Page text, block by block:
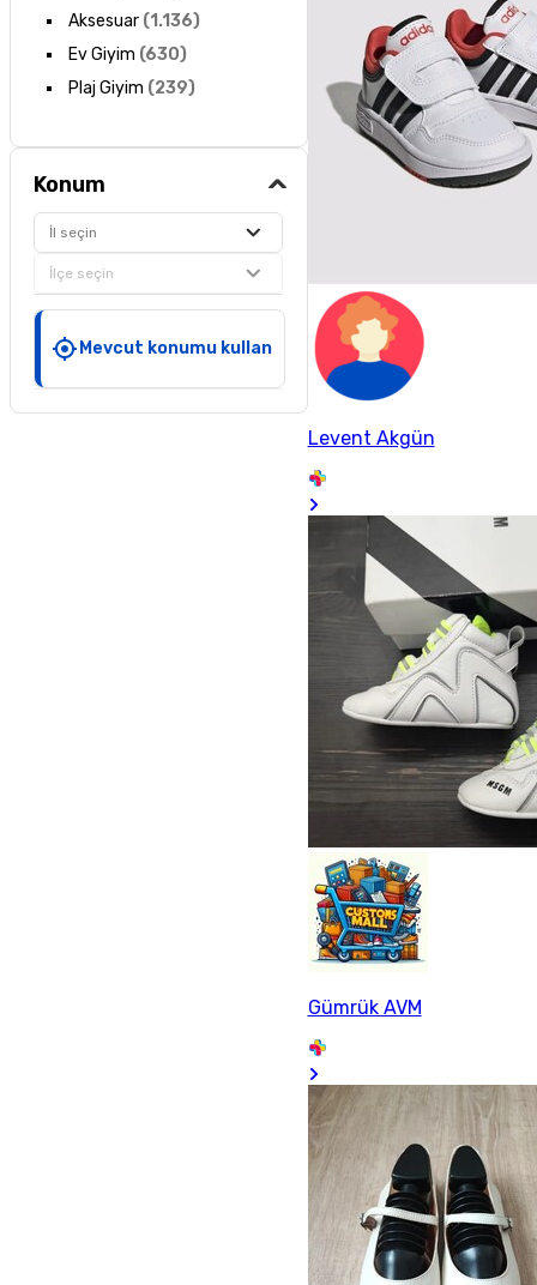
Aksesuar(1.136)
Ev Giyim (630)
Plaj Giyim (239)
Konum
İl seçin
İlçe seçin
Mevcut konumu kullan
Levent Akgün
Gümrük AVM